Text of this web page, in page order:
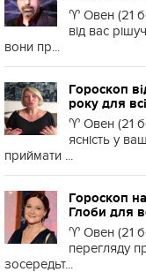
♈️ Овен (21
від вас
вони пр...
Гороскоп
року для
♈️ Овен (21
ясність у
приймати ...
Гороскоп
Глоби для
♈️ Овен (21
перегляду
зосередьт...